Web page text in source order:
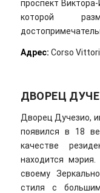
проспект
которой
Адрес: Corso
ДВОРЕЦ
Дворец Дучезио,
появился в 18
качестве
находится
своему
стиля с